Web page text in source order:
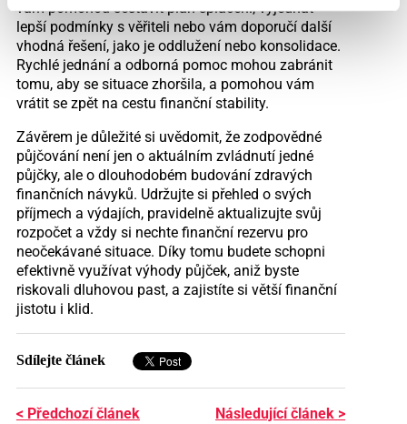
vám pomohou sestavit plán splácení, vyjednat
lepší podmínky s věřiteli nebo vám doporučí další
vhodná řešení, jako je oddlužení nebo konsolidace.
Rychlé jednání a odborná pomoc mohou zabránit
tomu, aby se situace zhoršila, a pomohou vám
vrátit se zpět na cestu finanční stability.
Závěrem je důležité si uvědomit, že zodpovědné
půjčování není jen o aktuálním zvládnutí jedné
půjčky, ale o dlouhodobém budování zdravých
finančních návyků. Udržujte si přehled o svých
příjmech a výdajích, pravidelně aktualizujte svůj
rozpočet a vždy si nechte finanční rezervu pro
neočekávané situace. Díky tomu budete schopni
efektivně využívat výhody půjček, aniž byste
riskovali dluhovou past, a zajistíte si větší finanční
jistotu i klid.
Sdílejte článek
< Předchozí článek
Následující článek >